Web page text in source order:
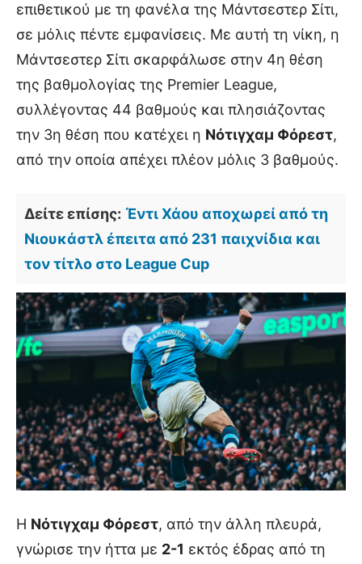
επιθετικού με τη φανέλα της Μάντσεστερ Σίτι,
σε μόλις πέντε εμφανίσεις. Με αυτή τη νίκη, η
Μάντσεστερ Σίτι σκαρφάλωσε στην 4η θέση
της βαθμολογίας της Premier League,
συλλέγοντας 44 βαθμούς και πλησιάζοντας
την 3η θέση που κατέχει η Νότιγχαμ Φόρεστ,
από την οποία απέχει πλέον μόλις 3 βαθμούς.
Δείτε επίσης: Έντι Χάου αποχωρεί από τη
Νιουκάστλ έπειτα από 231 παιχνίδια και
τον τίτλο στο League Cup
Η Νότιγχαμ Φόρεστ, από την άλλη πλευρά,
γνώρισε την ήττα με 2-1 εκτός έδρας από τη